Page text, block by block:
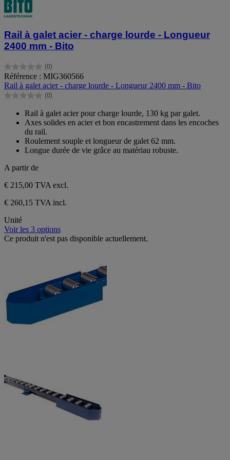
Rail à galet acier - charge lourde - Longueur
2400 mm - Bito
(0)
0.0
sur
5
étoiles.
Référence : MIG360566
Rail à galet acier - charge lourde - Longueur 2400 mm - Bito
(0)
0.0
étoiles.
Rail à galet acier pour charge lourde, 130 kg par galet.
Axes solides en acier et bon encastrement dans les encoches
du rail.
Roulement souple et longueur de galet 62 mm.
Longue durée de vie grâce au matériau robuste.
A partir de
€ 215,00 TVA excl.
€ 260,15 TVA incl.
Unité
Voir les 3 options
Ce produit n'est pas disponible actuellement.